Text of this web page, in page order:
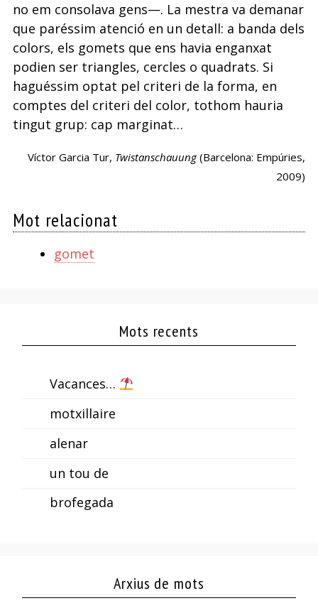
no em consolava gens—. La mestra va demanar
que paréssim atenció en un detall: a banda dels
colors, els gomets que ens havia enganxat
podien ser triangles, cercles o quadrats. Si
haguéssim optat pel criteri de la forma, en
comptes del criteri del color, tothom hauria
tingut grup: cap marginat…
Víctor Garcia Tur, Twistanschauung(Barcelona: Empúries,
2009)
Mot relacionat
gomet
Mots recents
Vacances…
motxillaire
alenar
un tou de
brofegada
Arxius de mots